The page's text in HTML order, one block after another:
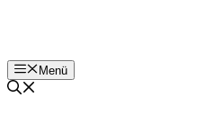
Menü